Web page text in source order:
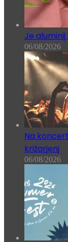
Je
06/08/2026
Na
križarjenj
06/08/2026